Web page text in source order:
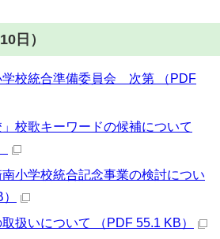
日）
学校統合準備委員会 次第 （PDF
校歌キーワードの候補について
小学校統合記念事業の検討につい
扱いについて （PDF 55.1 KB）